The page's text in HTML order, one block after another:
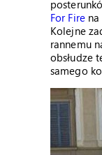
For Firena
Kolejne
rannemu
obsłudze
samego